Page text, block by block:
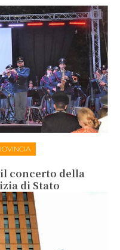
concerto della
di Stato